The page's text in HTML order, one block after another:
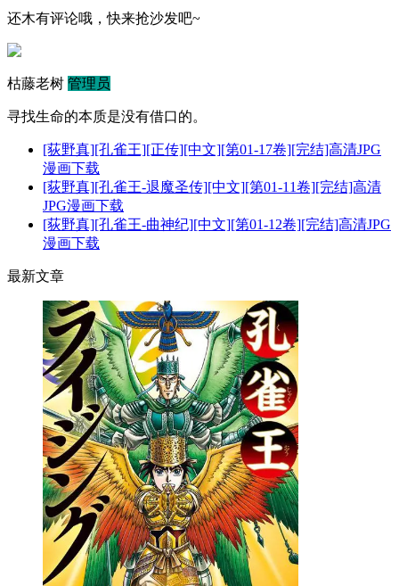
还木有评论哦，快来抢沙发吧~
枯藤老树 管理员
寻找生命的本质是没有借口的。
[荻野真][孔雀王][正传][中文][第01-17卷][完结]高清JPG
漫画下载
[荻野真][孔雀王-退魔圣传][中文][第01-11卷][完结]高清
JPG漫画下载
[荻野真][孔雀王-曲神纪][中文][第01-12卷][完结]高清JPG
漫画下载
最新文章